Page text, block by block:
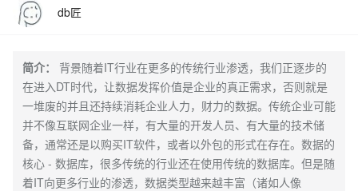
db匠
简介：
背景随着IT行业在更多的传统行业渗透，我们正逐步的
在进入DT时代，让数据发挥价值是企业的真正需求，否则就是
一堆废的并且还持续消耗企业人力，财力的数据。传统企业可能
并不像互联网企业一样，有大量的开发人员、有大量的技术储
备，通常还是以购买IT软件，或者以外包的形式在存在。数据的
核心 - 数据库，很多传统的行业还在使用传统的数据库。但是随
着IT向更多行业的渗透，数据类型越来越丰富（诸如人像